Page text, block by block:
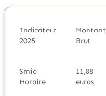
Indicateur
2025
Montant
Brut
Smic
Horaire
11,88
euros